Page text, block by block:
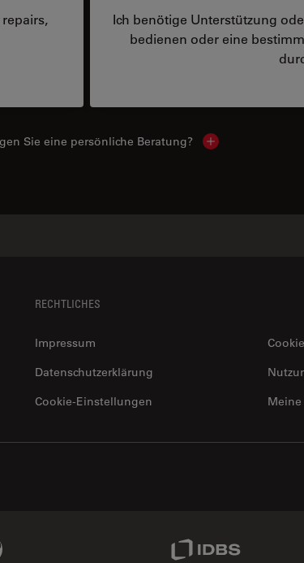
Ich benötige Unterstützung
bedienen oder eine
Sie eine persönliche Beratung? Show local
RECHTLICHES
Impressum
Datenschutzerklärung
Cookie-Einstellungen
Link